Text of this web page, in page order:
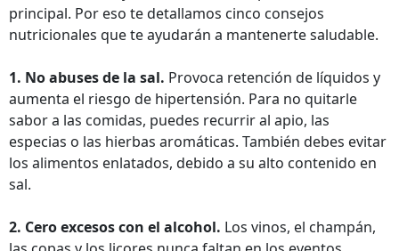
principal. Por eso te detallamos cinco consejos
nutricionales que te ayudarán a mantenerte saludable.
1. No abuses de la sal. Provoca retención de líquidos y
aumenta el riesgo de hipertensión. Para no quitarle
sabor a las comidas, puedes recurrir al apio, las
especias o las hierbas aromáticas. También debes evitar
los alimentos enlatados, debido a su alto contenido en
sal.
2. Cero excesos con el alcohol. Los vinos, el champán,